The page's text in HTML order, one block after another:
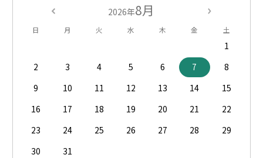
2026年8月
日 月 火 水 木 金 土
1
2
3 4 5 6 7
8
9
10 11 12 13 14
15
16
17 18 19 20 21
22
23
24 25 26 27 28
29
30
31